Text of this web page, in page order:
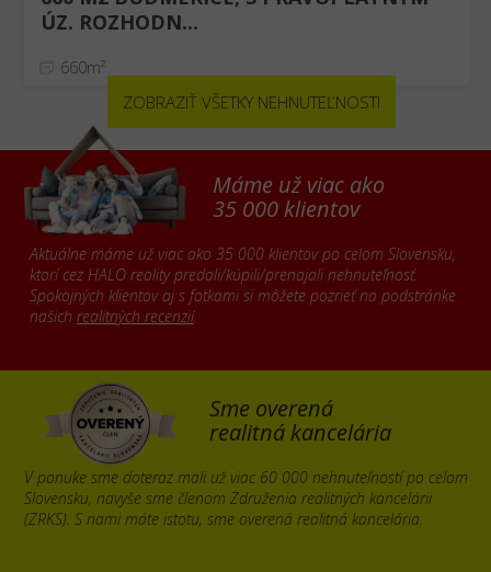
ÚZ. ROZHODN...
660m²
ZOBRAZIŤ VŠETKY NEHNUTEĽNOSTI
Máme už viac ako
35 000 klientov
Aktuálne máme už viac ako 35 000 klientov po celom Slovensku,
ktorí cez HALO reality predali/kúpili/prenajali nehnuteľnosť.
Spokojných klientov aj s fotkami si môžete pozrieť na podstránke
našich realitných recenzií.
Sme overená
realitná kancelária
V ponuke sme doteraz mali už viac 60 000 nehnuteľností po celom
Slovensku, navyše sme členom Združenia realitných kancelárii
(ZRKS). S nami máte istotu, sme overená realitná kancelária.